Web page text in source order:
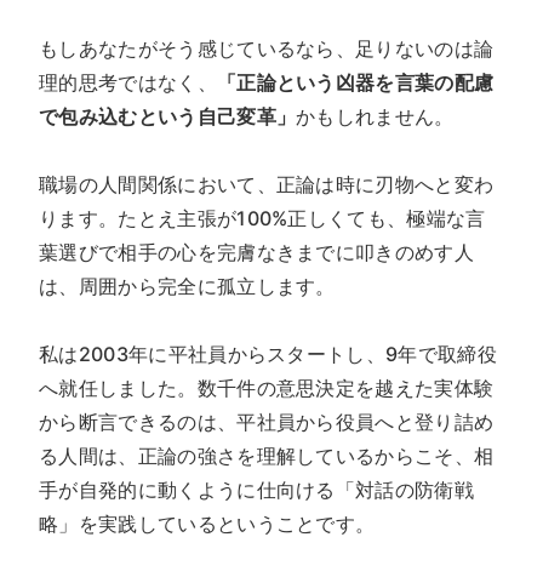
もしあなたがそう感じているなら、足りないのは論
理的思考ではなく、
「正論という凶器を言葉の配慮
で包み込むという自己変革」かもしれません。
職場の人間関係において、正論は時に刃物へと変わ
ります。たとえ主張が100%正しくても、極端な言
葉選びで相手の心を完膚なきまでに叩きのめす人
は、周囲から完全に孤立します。
私は2003年に平社員からスタートし、9年で取締役
へ就任しました。数千件の意思決定を越えた実体験
から断言できるのは、平社員から役員へと登り詰め
る人間は、正論の強さを理解しているからこそ、相
手が自発的に動くように仕向ける「対話の防衛戦
略」を実践しているということです。